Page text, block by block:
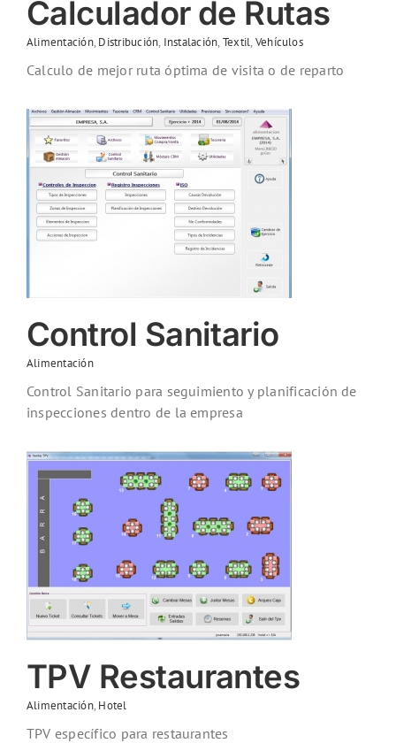
Calculador de Rutas
Alimentación, Distribución, Instalación, Textil, Vehículos
Calculo de mejor ruta óptima de visita o de reparto
Control Sanitario
Alimentación
Control Sanitario para seguimiento y planificación de
inspecciones dentro de la empresa
TPV Restaurantes
Alimentación, Hotel
TPV específico para restaurantes